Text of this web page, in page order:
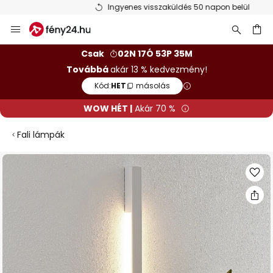
Ingyenes visszaküldés 50 napon belül
Ugrás
a
Csak
02N 17Ó 53P 35M
Továbbáakár 13 % kedvezmény!
Kód:HET másolás
WOW HÉT | Akár 70 %
Fali lámpák
Ugrás
végére